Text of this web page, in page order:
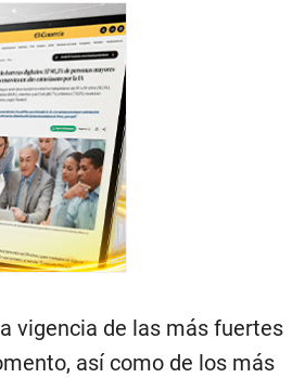
vigencia de las más fuertes
así como de los más